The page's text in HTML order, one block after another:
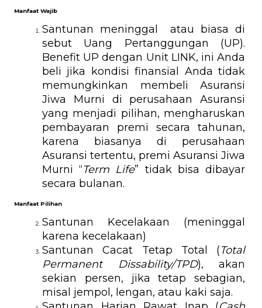
Manfaat Wajib
Santunan meninggal  atau biasa di
sebut Uang Pertanggungan (UP).
Benefit UP dengan Unit LINK, ini Anda
beli jika kondisi finansial Anda tidak
memungkinkan membeli Asuransi
Jiwa Murni di perusahaan Asuransi
yang menjadi pilihan, mengharuskan
pembayaran premi secara tahunan,
karena biasanya di perusahaan
Asuransi tertentu, premi Asuransi Jiwa
Murni “Term Life” tidak bisa dibayar
secara bulanan.
Manfaat Pilihan
Santunan Kecelakaan (meninggal
karena kecelakaan)
Santunan Cacat Tetap Total (Total
Permanent Dissability/TPD), akan
sekian persen, jika tetap sebagian,
misal jempol, lengan, atau kaki saja.